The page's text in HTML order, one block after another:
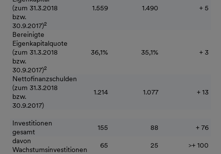
(zum 31.3.2018
bzw.
30.9.2017)2
1.559 1.490 + 5
Bereinigte
Eigenkapitalquote
(zum 31.3.2018
bzw.
30.9.2017)2
36,1% 35,1% + 3
Nettofinanzschulden
(zum 31.3.2018
bzw.
30.9.2017)
1.214 1.077 + 13
Investitionen
gesamt
155 88
+ 76
davon
Wachstumsinvestitionen
65 25
>+ 100